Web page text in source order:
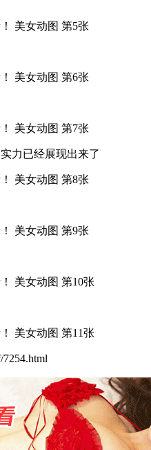
力已经展现出来了